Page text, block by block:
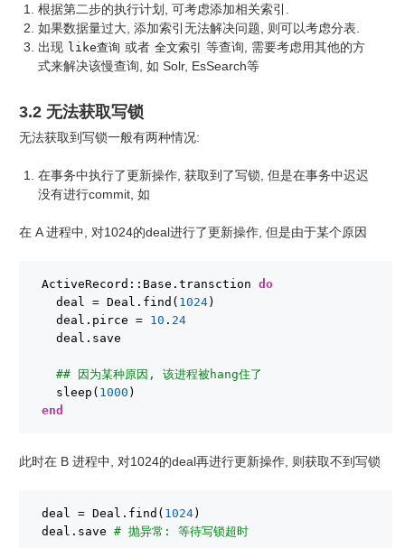
根据第二步的执行计划, 可考虑添加相关索引.
如果数据量过大, 添加索引无法解决问题, 则可以考虑分表.
出现 like查询 或者 全文索引
等查询, 需要考虑用其他的方
式来解决该慢查询, 如 Solr, EsSearch等
3.2 无法获取写锁
无法获取到写锁一般有两种情况:
在事务中执行了更新操作, 获取到了写锁, 但是在事务中迟迟
没有进行commit, 如
在 A 进程中, 对1024的deal进行了更新操作, 但是由于某个原因
ActiveRecord::Base.transction do
deal = Deal.find( 1024)
deal.pirce = 10 . 24
deal.save
## 因为某种原因, 该进程被hang住了
sleep( 1000 )
end
此时在 B 进程中, 对1024的deal再进行更新操作, 则获取不到写锁
deal = Deal.find( 1024)
deal.save # 抛异常: 等待写锁超时